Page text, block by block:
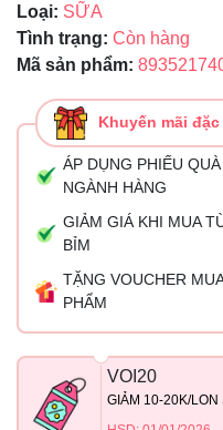
Loại: SỮA
Tình trạng: Còn hàng
Mã sản phẩm:
Khuyến mãi
ÁP DỤNG PHIẾU
NGÀNH HÀNG
GIẢM GIÁ KHI MUA
BỈM
TẶNG VOUCHER
PHẨM
VOI20
GIẢM 10-20K/LON